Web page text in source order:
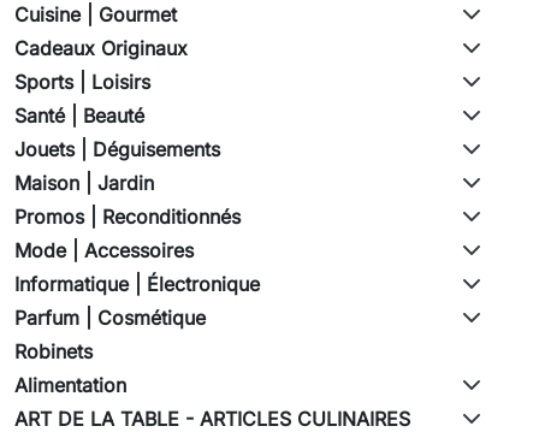
Cuisine | Gourmet
Cadeaux Originaux
Sports | Loisirs
Santé | Beauté
Jouets | Déguisements
Maison | Jardin
Promos | Reconditionnés
Mode | Accessoires
Informatique | Électronique
Parfum | Cosmétique
Robinets
Alimentation
ART DE LA TABLE - ARTICLES CULINAIRES